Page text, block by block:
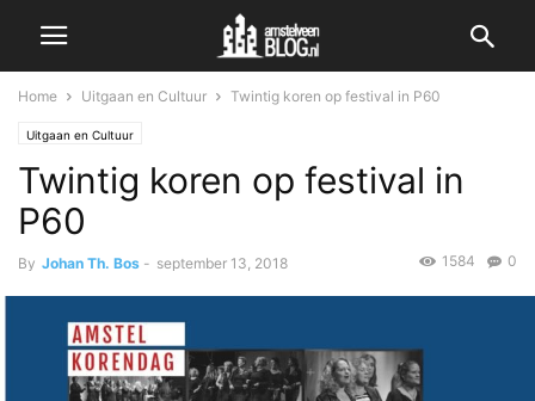
Home Uitgaan en Cultuur Twintig koren op festival in P60
Uitgaan en Cultuur
Twintig koren op festival in
P60
By Johan Th. Bos - september 13, 2018 0
1584